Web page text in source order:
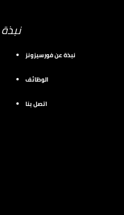
نبذة
نبذة عن فورسيزونز
الوظائف
اتصل بنا